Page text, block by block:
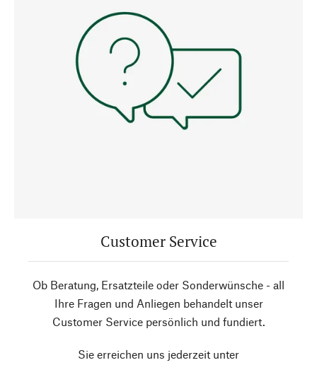
Customer Service
Ob Beratung, Ersatzteile oder Sonderwünsche - all
Ihre Fragen und Anliegen behandelt unser
Customer Service persönlich und fundiert.
Sie erreichen uns jederzeit unter